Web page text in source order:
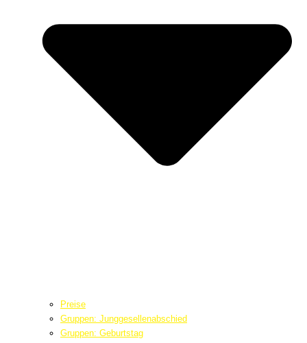
Preise
Gruppen: Junggesellenabschied
Gruppen: Geburtstag